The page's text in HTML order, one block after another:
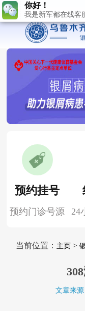
预约挂号
预约门诊号源 24
当前位置： 主页>
文章来